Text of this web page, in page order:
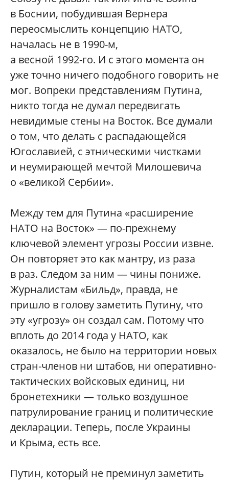
в Боснии, побудившая Вернера
переосмыслить концепцию НАТО,
началась не в 1990-м,
а весной 1992-го. И с этого момента он
уже точно ничего подобного говорить не
мог. Вопреки представлениям Путина,
никто тогда не думал передвигать
невидимые стены на Восток. Все думали
о том, что делать с распадающейся
Югославией, с этническими чистками
и неумирающей мечтой Милошевича
о «великой Сербии».
Между тем для Путина «расширение
НАТО на Восток» — по-прежнему
ключевой элемент угрозы России извне.
Он повторяет это как мантру, из раза
в раз. Следом за ним — чины пониже.
Журналистам «Бильд», правда, не
пришло в голову заметить Путину, что
эту «угрозу» он создал сам. Потому что
вплоть до 2014 года у НАТО, как
оказалось, не было на территории новых
стран-членов ни штабов, ни оперативно-
тактических войсковых единиц, ни
бронетехники — только воздушное
патрулирование границ и политические
декларации. Теперь, после Украины
и Крыма, есть все.
Путин, который не преминул заметить